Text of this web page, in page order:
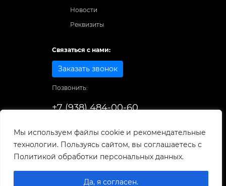
Мы используем файлы cookie и рекомендательные
технологии. Пользуясь сайтом, вы соглашаетесь с
Политикой обработки персональных данных.
Да, я согласен.
Новости
Реквизиты
Связаться с нами:
Заказать звонок
Позвонить:
+7 (938) 484-00-60
© 1998-2026